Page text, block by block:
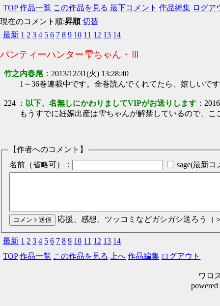
TOP 作品一覧 この作品を見る 最下コメント 作品編集 ログア
現在のコメント順:昇順 切替
最新 1 2 3 4 5 6 7 8 9 10 11 12 13 14
パンティーハンター雫ちゃん・Ⅲ
竹之内春尾 ： 2013/12/31(火) 13:28:40
1～36巻連載中です。全巻読んでくれてたら、嬉しいで
224 ： 以下、名無しにかわりましてVIPがお送りします ：
もうすでに妊娠出産は雫ちゃんが解禁しているので、
【作者へのコメント】
名前（省略可）：
sage(最新
応援、感想、ツッコミなどガシガシ送ろう（
最新 1 2 3 4 5 6 7 8 9 10 11 12 13 14
TOP 作品一覧 この作品を見る 上へ 作品編集 ログアウト
ワロ